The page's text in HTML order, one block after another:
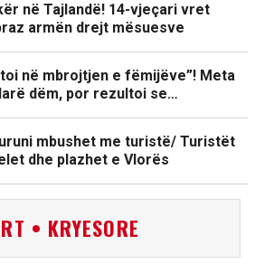
në Tajlandë! 14-vjeçari vret
armën drejt mësuesve
në mbrojtjen e fëmijëve”! Meta
dëm, por rezultoi se…
mbushet me turistë/ Turistët
dhe plazhet e Vlorës
• KRYESORE